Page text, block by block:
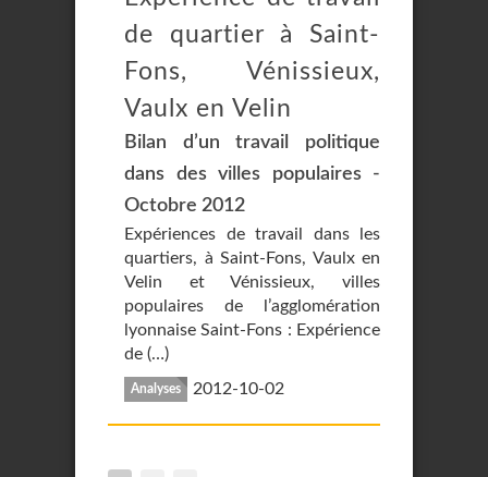
de quartier à Saint-
Fons, Vénissieux,
Vaulx en Velin
Bilan d’un travail politique
dans des villes populaires -
Octobre 2012
Expériences de travail dans les
quartiers, à Saint-Fons, Vaulx en
Velin et Vénissieux, villes
populaires de l’agglomération
lyonnaise Saint-Fons : Expérience
de (…)
Analyses 2012-10-02